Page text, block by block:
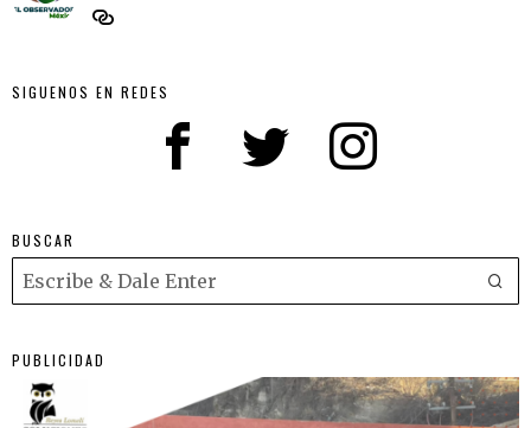
SIGUENOS EN REDES
BUSCAR
PUBLICIDAD